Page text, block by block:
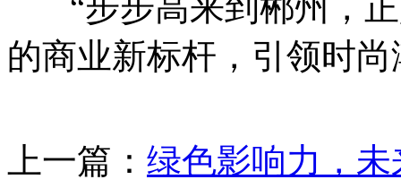
的商业新标杆，引领时
上一篇： 绿色影响力，